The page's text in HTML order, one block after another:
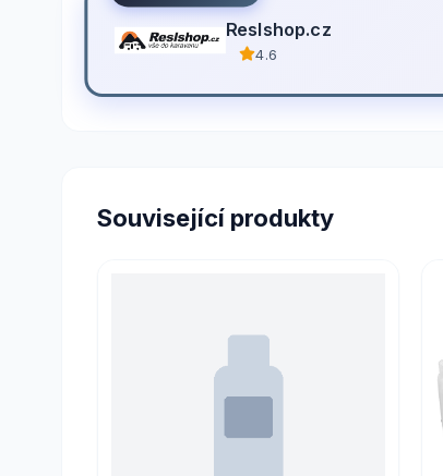
Reslshop.cz
4.6
Související produkty